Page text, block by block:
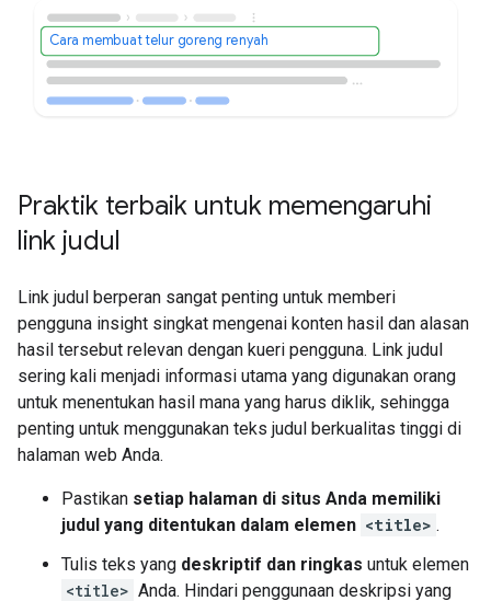
Cara membuat telur goreng renyah
Praktik terbaik untuk memengaruhi
link judul
Link judul berperan sangat penting untuk memberi
pengguna insight singkat mengenai konten hasil dan alasan
hasil tersebut relevan dengan kueri pengguna. Link judul
sering kali menjadi informasi utama yang digunakan orang
untuk menentukan hasil mana yang harus diklik, sehingga
penting untuk menggunakan teks judul berkualitas tinggi di
halaman web Anda.
Pastikan setiap halaman di situs Anda memiliki
judul yang ditentukan dalam elemen <title> .
Tulis teks yang deskriptif dan ringkas untuk elemen
<title> Anda. Hindari penggunaan deskripsi yang